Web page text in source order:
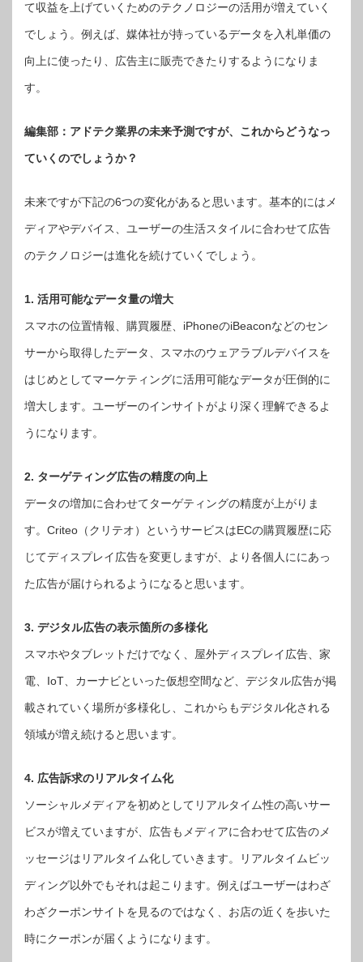
て収益を上げていくためのテクノロジーの活用が増えていく
でしょう。例えば、媒体社が持っているデータを入札単価の
向上に使ったり、広告主に販売できたりするようになりま
す。
編集部：アドテク業界の未来予測ですが、これからどうなっ
ていくのでしょうか？
未来ですが下記の6つの変化があると思います。基本的にはメ
ディアやデバイス、ユーザーの生活スタイルに合わせて広告
のテクノロジーは進化を続けていくでしょう。
1. 活用可能なデータ量の増大
スマホの位置情報、購買履歴、iPhoneのiBeaconなどのセン
サーから取得したデータ、スマホのウェアラブルデバイスを
はじめとしてマーケティングに活用可能なデータが圧倒的に
増大します。ユーザーのインサイトがより深く理解できるよ
うになります。
2. ターゲティング広告の精度の向上
データの増加に合わせてターゲティングの精度が上がりま
す。Criteo（クリテオ）というサービスはECの購買履歴に応
じてディスプレイ広告を変更しますが、より各個人ににあっ
た広告が届けられるようになると思います。
3. デジタル広告の表示箇所の多様化
スマホやタブレットだけでなく、屋外ディスプレイ広告、家
電、IoT、カーナビといった仮想空間など、デジタル広告が掲
載されていく場所が多様化し、これからもデジタル化される
領域が増え続けると思います。
4. 広告訴求のリアルタイム化
ソーシャルメディアを初めとしてリアルタイム性の高いサー
ビスが増えていますが、広告もメディアに合わせて広告のメ
ッセージはリアルタイム化していきます。リアルタイムビッ
ディング以外でもそれは起こります。例えばユーザーはわざ
わざクーポンサイトを見るのではなく、お店の近くを歩いた
時にクーポンが届くようになります。